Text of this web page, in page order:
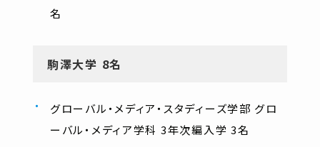
名
駒澤大学 8名
グローバル・メディア・スタディーズ学部 グロ
ーバル・メディア学科 3年次編入学 3名